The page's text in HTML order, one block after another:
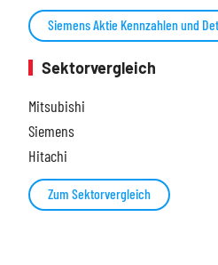
Siemens Aktie Kennzahlen und
Sektorvergleich
Mitsubishi
Siemens
Hitachi
Zum Sektorvergleich